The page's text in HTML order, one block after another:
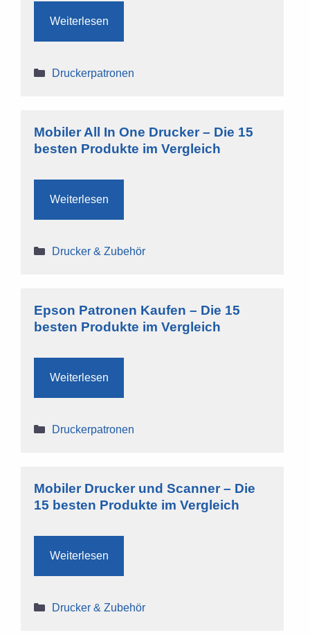
Weiterlesen
Kategorien
Druckerpatronen
Mobiler All In One Drucker – Die 15
besten Produkte im Vergleich
Weiterlesen
Kategorien
Drucker & Zubehör
Epson Patronen Kaufen – Die 15
besten Produkte im Vergleich
Weiterlesen
Kategorien
Druckerpatronen
Mobiler Drucker und Scanner – Die
15 besten Produkte im Vergleich
Weiterlesen
Kategorien
Drucker & Zubehör